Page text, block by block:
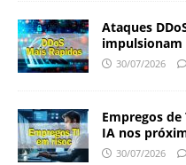
Ataques
impulsionam
30/07/2026
Empregos
IA nos
30/07/2026